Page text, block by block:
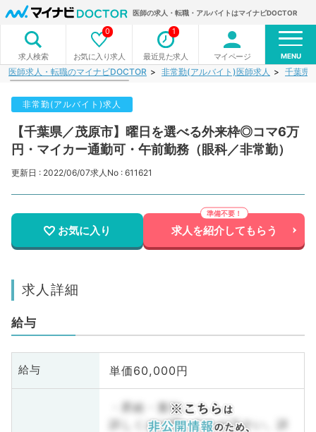
医師の求人・転職・アルバイトはマイナビDOCTOR
求人検索 お気に入り求人
0
最近見た求人
1
マイページ MENU
医師求人・転職のマイナビDOCTOR 非常勤(アルバイト)医師求人 千葉県
非常勤(アルバイト)求人
【千葉県／茂原市】曜日を選べる外来枠◎コマ6万
円・マイカー通勤可・午前勤務（眼科／非常勤）
更新日 : 2022/06/07求人No : 611621
お気に入り 求人を紹介してもらう
求人詳細
給与
給与 単価60,000円
・昇給・賞与
詳しくはお問い合わせ下さい。詳